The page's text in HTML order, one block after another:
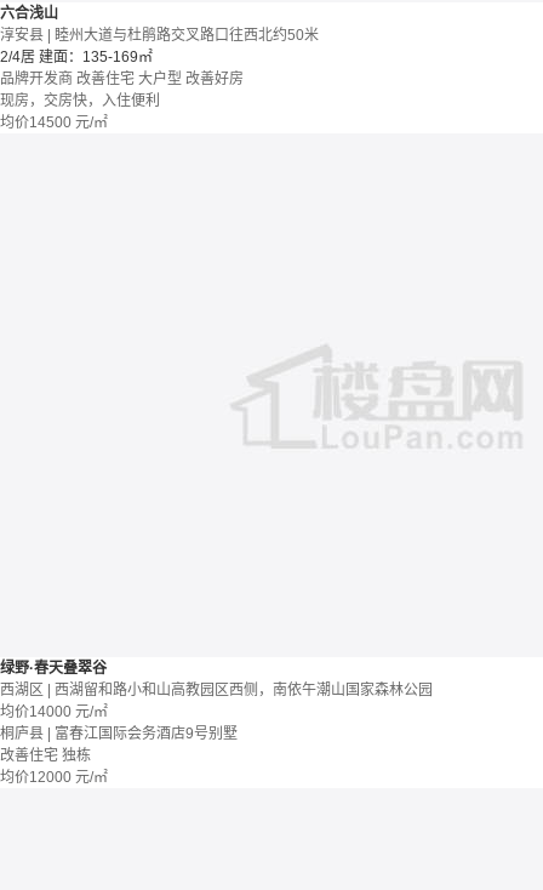
六合浅山
淳安县 | 睦州大道与杜鹃路交叉路口往西北约50米
2/4居 建面：135-169㎡
品牌开发商 改善住宅 大户型 改善好房
现房，交房快，入住便利
均价14500 元/㎡
绿野·春天叠翠谷
西湖区 | 西湖留和路小和山高教园区西侧，南依午潮山国家森林公园
均价14000 元/㎡
桐庐县 | 富春江国际会务酒店9号别墅
改善住宅 独栋
均价12000 元/㎡